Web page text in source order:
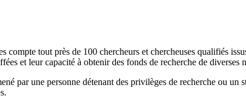
compte tout près de 100 chercheurs et chercheuses qualifiés
et leur capacité à obtenir des fonds de recherche de
par une personne détenant des privilèges de recherche ou